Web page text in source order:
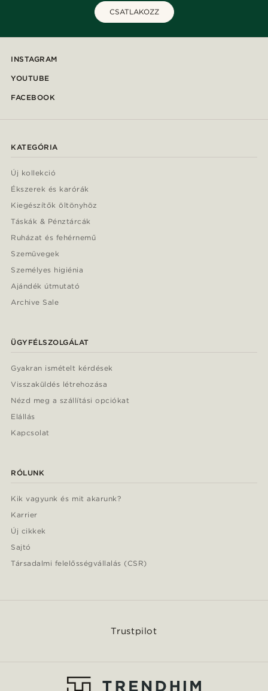
CSATLAKOZZ
INSTAGRAM
YOUTUBE
FACEBOOK
KATEGÓRIA
Új kollekció
Ékszerek és karórák
Kiegészítők öltönyhöz
Táskák & Pénztárcák
Ruházat és fehérnemű
Szemüvegek
Személyes higiénia
Ajándék útmutató
Archive Sale
ÜGYFÉLSZOLGÁLAT
Gyakran ismételt kérdések
Visszaküldés létrehozása
Nézd meg a szállítási opciókat
Elállás
Kapcsolat
RÓLUNK
Kik vagyunk és mit akarunk?
Karrier
Új cikkek
Sajtó
Társadalmi felelősségvállalás (CSR)
Trustpilot